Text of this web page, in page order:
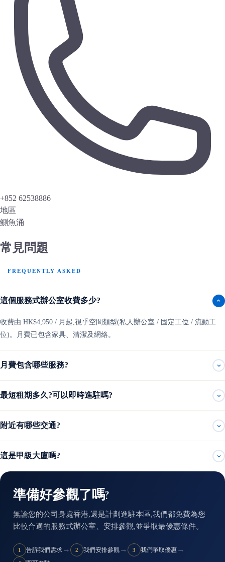
+852 62538886
地區
鰂魚涌
常見問題
FREQUENTLY ASKED
這個服務式辦公室收費多少?
收費由 HK$4,950 / 月起,視乎空間類型(私人辦公室 / 固定工位 / 流動工
位)。月費已包含家具、清潔及網絡。
月費包含哪些服務?
最短租期多久?可以即時進駐嗎?
附近有哪些交通?
這是甲級大廈嗎?
準備好參觀了嗎?
無論您的公司身處香港,還是計劃進駐本區,我們都免費為您
比較合適的服務式辦公室、安排參觀,並爭取最優惠條件。
1 告訴我們需求 → 2 我們安排參觀 → 3 我們爭取優惠 →